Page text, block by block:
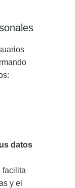
datos
facilita
y el